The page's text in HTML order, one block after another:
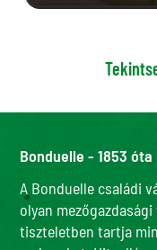
Bonduelle - 1853 óta
A Bonduelle családi
olyan
tiszteletben tartja